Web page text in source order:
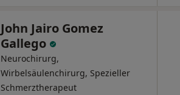
John Jairo Gomez
Gallego
Neurochirurg,
Wirbelsäulenchirurg, Spezieller
Schmerztherapeut